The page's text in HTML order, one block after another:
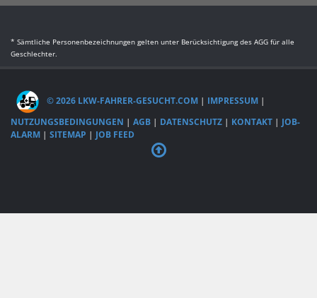
* Sämtliche Personenbezeichnungen gelten unter Berücksichtigung des AGG für alle
Geschlechter.
© 2026 LKW-FAHRER-GESUCHT.COM | IMPRESSUM |
NUTZUNGSBEDINGUNGEN | AGB | DATENSCHUTZ | KONTAKT | JOB-
ALARM | SITEMAP | JOB FEED